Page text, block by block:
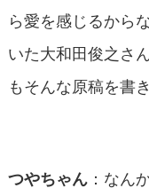
ら愛を感じるから
いた大和田俊之さ
もそんな原稿を書
つやちゃん：なん